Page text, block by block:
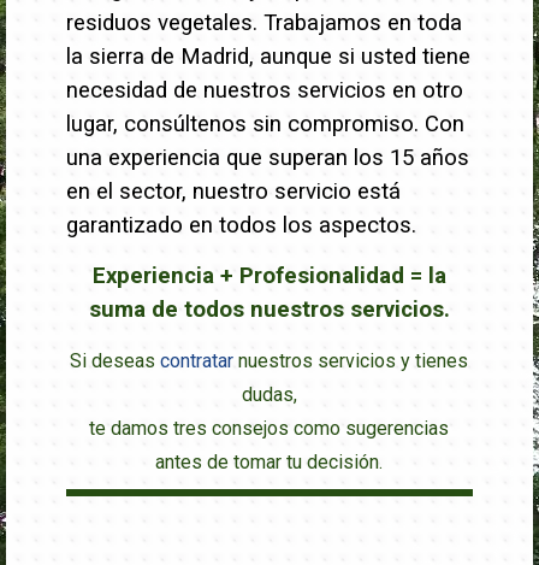
residuos vegetales. Trabajamos en toda
la sierra de Madrid, aunque si usted tiene
necesidad de nuestros servicios en otro
lugar, consúltenos sin compromiso. Con
una experiencia que superan los 15 años
en el sector, nuestro servicio está
garantizado en todos los aspectos.
Experiencia + Profesionalidad = la
suma de todos nuestros servicios.
Si deseascontratarnuestros servicios y tienes
dudas,
te damos tres consejos como sugerencias
antes de tomar tu decisión.